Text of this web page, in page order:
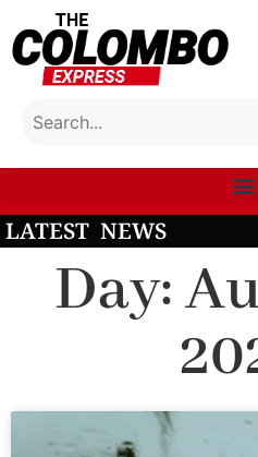
LATEST NEWS
Day: